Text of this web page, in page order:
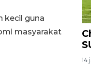
kecil guna
masyarakat
14